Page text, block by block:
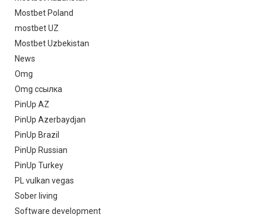
Mostbet Poland
mostbet UZ
Mostbet Uzbekistan
News
Omg
Omg ссылка
PinUp AZ
PinUp Azerbaydjan
PinUp Brazil
PinUp Russian
PinUp Turkey
PL vulkan vegas
Sober living
Software development